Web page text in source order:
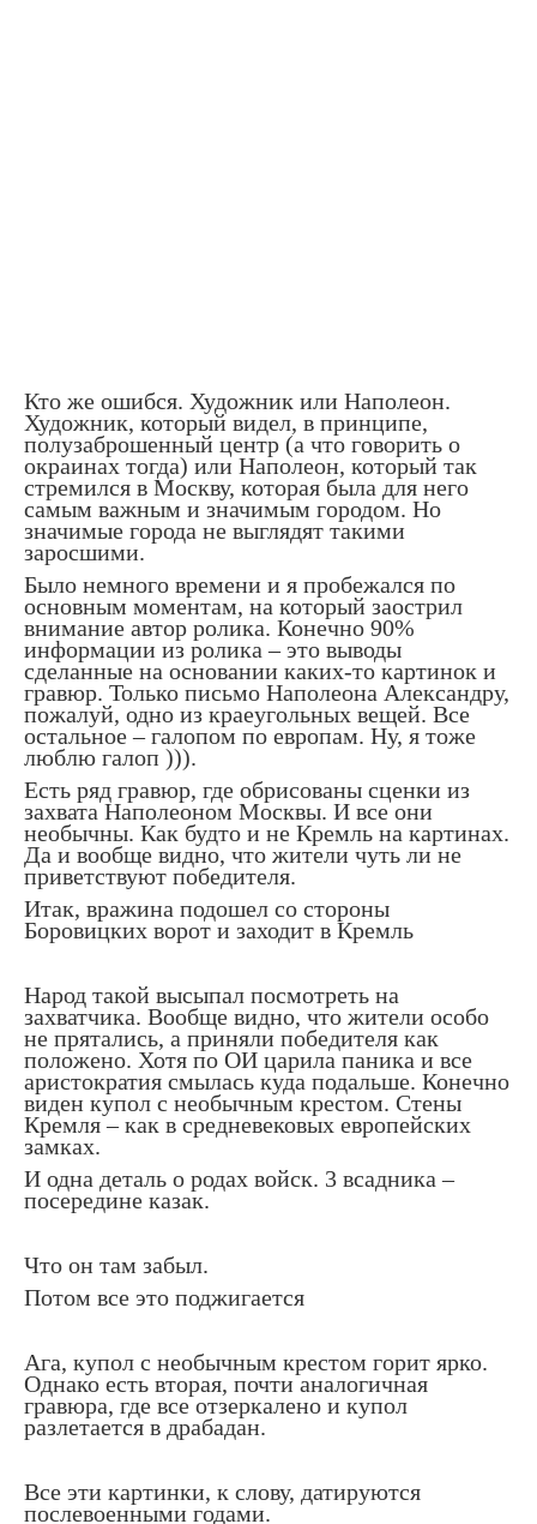
Кто же ошибся. Художник или Наполеон.
Художник, который видел, в принципе,
полузаброшенный центр (а что говорить о
окраинах тогда) или Наполеон, который так
стремился в Москву, которая была для него
самым важным и значимым городом. Но
значимые города не выглядят такими
заросшими.
Было немного времени и я пробежался по
основным моментам, на который заострил
внимание автор ролика. Конечно 90%
информации из ролика – это выводы
сделанные на основании каких-то картинок и
гравюр. Только письмо Наполеона Александру,
пожалуй, одно из краеугольных вещей. Все
остальное – галопом по европам. Ну, я тоже
люблю галоп ))).
Есть ряд гравюр, где обрисованы сценки из
захвата Наполеоном Москвы. И все они
необычны. Как будто и не Кремль на картинах.
Да и вообще видно, что жители чуть ли не
приветствуют победителя.
Итак, вражина подошел со стороны
Боровицких ворот и заходит в Кремль
Народ такой высыпал посмотреть на
захватчика. Вообще видно, что жители особо
не прятались, а приняли победителя как
положено. Хотя по ОИ царила паника и все
аристократия смылась куда подальше. Конечно
виден купол с необычным крестом. Стены
Кремля – как в средневековых европейских
замках.
И одна деталь о родах войск. 3 всадника –
посередине казак.
Что он там забыл.
Потом все это поджигается
Ага, купол с необычным крестом горит ярко.
Однако есть вторая, почти аналогичная
гравюра, где все отзеркалено и купол
разлетается в драбадан.
Все эти картинки, к слову, датируются
послевоенными годами.